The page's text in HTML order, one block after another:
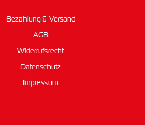
Bezahlung & Versand
AGB
Widerrufsrecht
Datenschutz
Impressum